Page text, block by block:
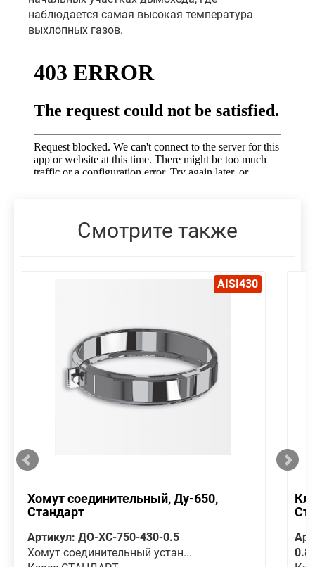
наблюдается самая высокая температура
выхлопных газов.
Смотрите также
AISI430
Хомут соединительный, Ду-650,
Стандарт
Артикул: ДО-ХС-750-430-0.5
Хомут соединительный устан...